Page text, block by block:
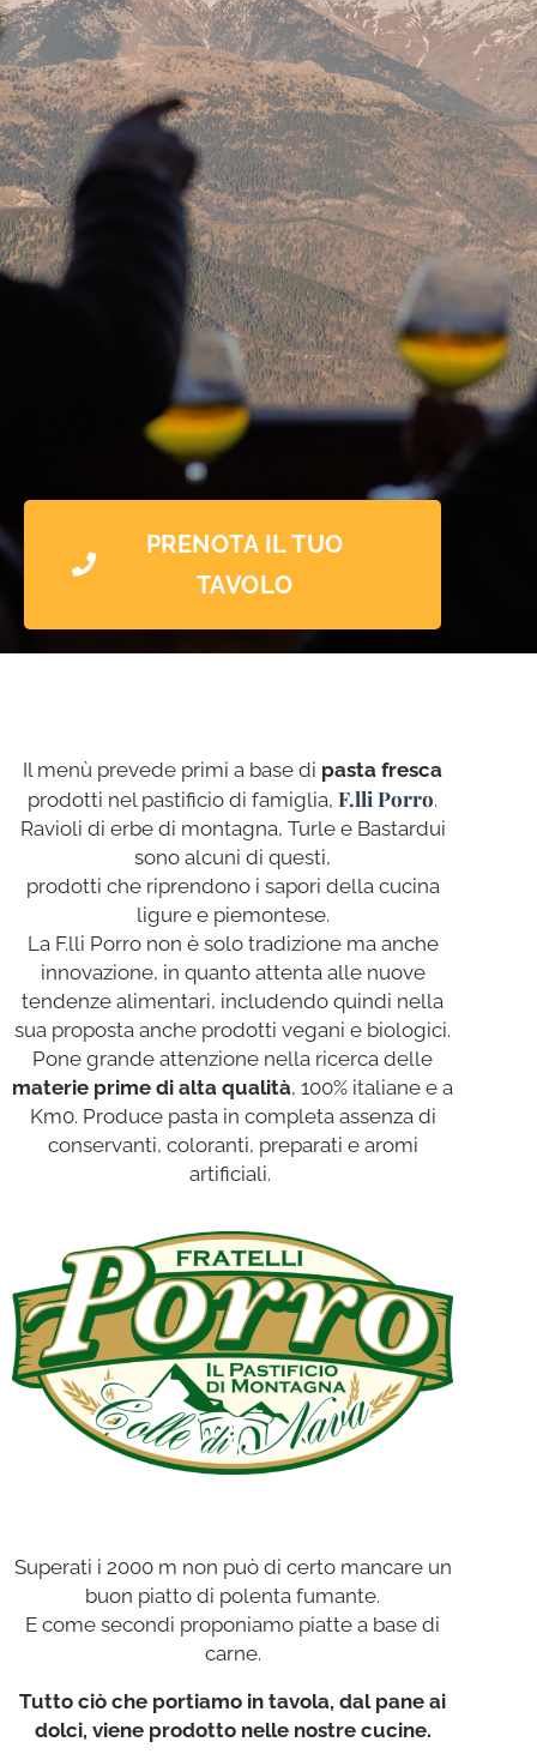
PRENOTA IL TUO
TAVOLO
Il menù prevede primi a base di pasta fresca
prodotti nel pastificio di famiglia, F.lli Porro.
Ravioli di erbe di montagna, Turle e Bastardui
sono alcuni di questi,
prodotti che riprendono i sapori della cucina
ligure e piemontese.
La F.lli Porro non è solo tradizione ma anche
innovazione, in quanto attenta alle nuove
tendenze alimentari, includendo quindi nella
sua proposta anche prodotti vegani e biologici.
Pone grande attenzione nella ricerca delle
materie prime di alta qualità, 100% italiane e a
Km0. Produce pasta in completa assenza di
conservanti, coloranti, preparati e aromi
artificiali.
Superati i 2000 m non può di certo mancare un
buon piatto di polenta fumante.
E come secondi proponiamo piatte a base di
carne.
Tutto ciò che portiamo in tavola, dal pane ai
dolci, viene prodotto nelle nostre cucine.